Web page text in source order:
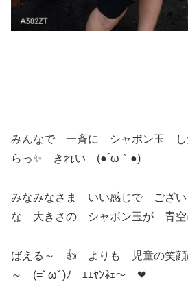
みんなで 一斉に シャボン玉
らっ✨ きれい (●´ω｀●)
みなみなさま いい感じで ござ
な 大きさの シャボン玉が 青空
ばえる～ 👍 よりも 児童の笑顔
～ (=ﾟωﾟ)ﾉ ｴｴﾔﾝﾈｪ～ ❤